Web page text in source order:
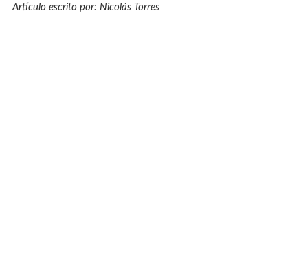
Artículo escrito por: Nicolás Torres